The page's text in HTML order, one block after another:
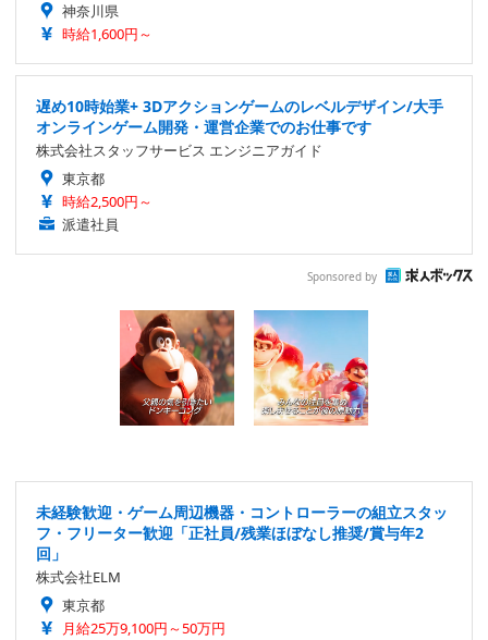
神奈川県
時給1,600円～
遅め10時始業+ 3Dアクションゲームのレベルデザイン/大手
オンラインゲーム開発・運営企業でのお仕事です
株式会社スタッフサービス エンジニアガイド
東京都
時給2,500円～
派遣社員
Sponsored by
未経験歓迎・ゲーム周辺機器・コントローラーの組立スタッ
フ・フリーター歓迎「正社員/残業ほぼなし推奨/賞与年2
回」
株式会社ELM
東京都
月給25万9,100円～50万円